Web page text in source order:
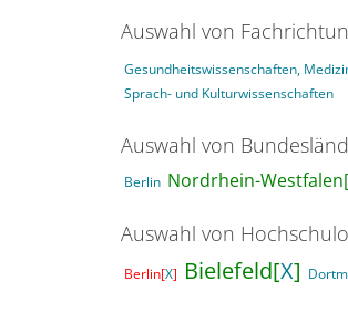
Auswahl von
Gesundheitswissenschaften,
Sprach- und Kulturwissenschaften
Auswahl von
Berlin Nordrhein-Westfalen[
Auswahl von
Berlin[X] Bielefeld[X]